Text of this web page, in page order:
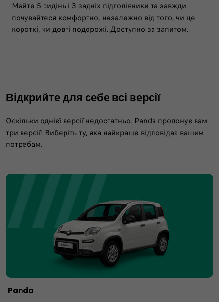
Майте 5 сидінь і 3 задніх підголівники та завжди
почувайтеся комфортно, незалежно від того, чи це
короткі, чи довгі подорожі. Доступно за запитом.
Відкрийте для себе всі версії
Оскільки однієї версії недостатньо, Panda пропонує вам
три версії! Виберіть ту, яка найкраще відповідає вашим
потребам.
Panda